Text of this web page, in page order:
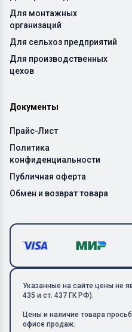
Для монтажных
организаций
Для сельхоз предприятий
Для производственных
цехов
Документы
Прайс-Лист
Политика
конфиденциальности
Публичная оферта
Обмен и возврат товара
Указанные на сайте цены не
435 и ст. 437 ГК РФ).
Цены и наличие товара
офисе продаж.